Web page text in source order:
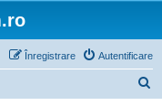
Autentificare
Înregistrare